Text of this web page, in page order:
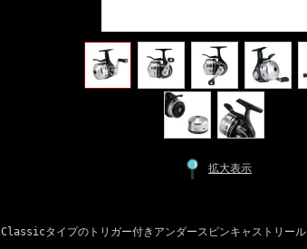
拡大表示
Classicタイプのトリガー付きアンダースピンキャストリール